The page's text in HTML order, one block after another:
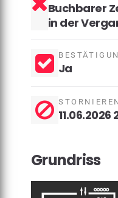
Buchbarer
in der
Ja
11.06.2026
Grundriss